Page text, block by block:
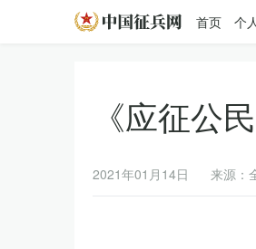
首页 个
《应征公
2021年01月14日 来源：